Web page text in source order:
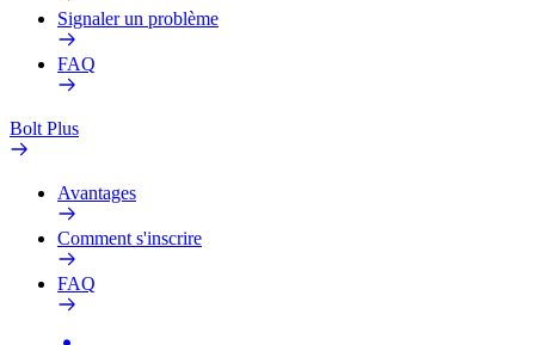
Signaler un problème
FAQ
Bolt Plus
Avantages
Comment s'inscrire
FAQ